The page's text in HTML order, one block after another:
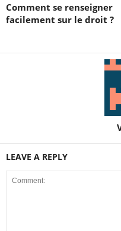
Comment se renseigner
facilement sur le droit ?
LEAVE A REPLY